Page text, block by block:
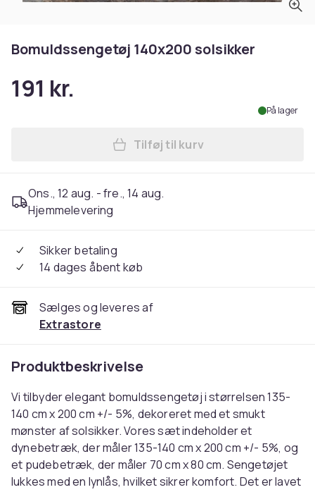
Bomuldssengetøj 140x200 solsikker
191 kr.
På lager
Læg Bomuldssengetøj
Tilføj til kurv
Ons., 12 aug. - fre., 14 aug.
Hjemmelevering
Sikker betaling
14 dages åbent køb
Sælges og leveres af
Extrastore
Produktbeskrivelse
Vi tilbyder elegant bomuldssengetøj i størrelsen 135-
140 cm x 200 cm +/- 5%, dekoreret med et smukt
mønster af solsikker. Vores sæt indeholder et
dynebetræk, der måler 135-140 cm x 200 cm +/- 5%, og
et pudebetræk, der måler 70 cm x 80 cm. Sengetøjet
lukkes med en lynlås, hvilket sikrer komfort. Det er lavet